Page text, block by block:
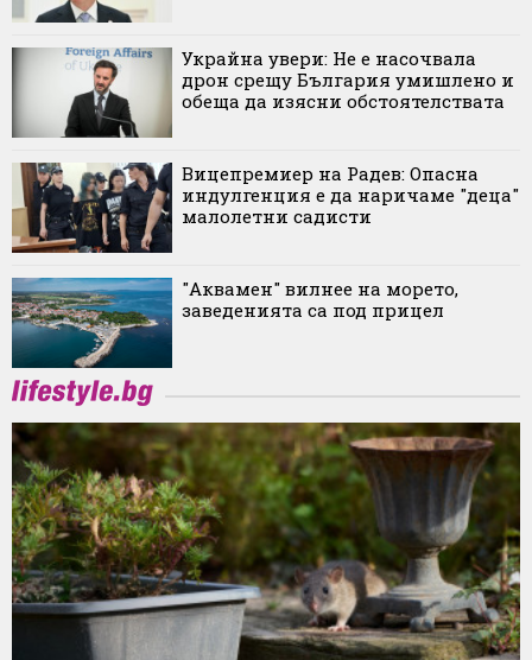
Украйна увери: Не е насочвала
дрон срещу България умишлено и
обеща да изясни обстоятелствата
Вицепремиер на Радев: Опасна
индулгенция е да наричаме "деца"
малолетни садисти
"Аквамен" вилнее на морето,
заведенията са под прицел